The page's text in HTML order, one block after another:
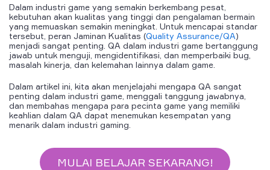
Dalam industri game yang semakin berkembang pesat,
kebutuhan akan kualitas yang tinggi dan pengalaman bermain
yang memuaskan semakin meningkat. Untuk mencapai standar
tersebut, peran Jaminan Kualitas (Quality Assurance/QA)
menjadi sangat penting. QA dalam industri game bertanggung
jawab untuk menguji, mengidentifikasi, dan memperbaiki bug,
masalah kinerja, dan kelemahan lainnya dalam game.
Dalam artikel ini, kita akan menjelajahi mengapa QA sangat
penting dalam industri game, menggali tanggung jawabnya,
dan membahas mengapa para pecinta game yang memiliki
keahlian dalam QA dapat menemukan kesempatan yang
menarik dalam industri gaming.
MULAI BELAJAR SEKARANG!